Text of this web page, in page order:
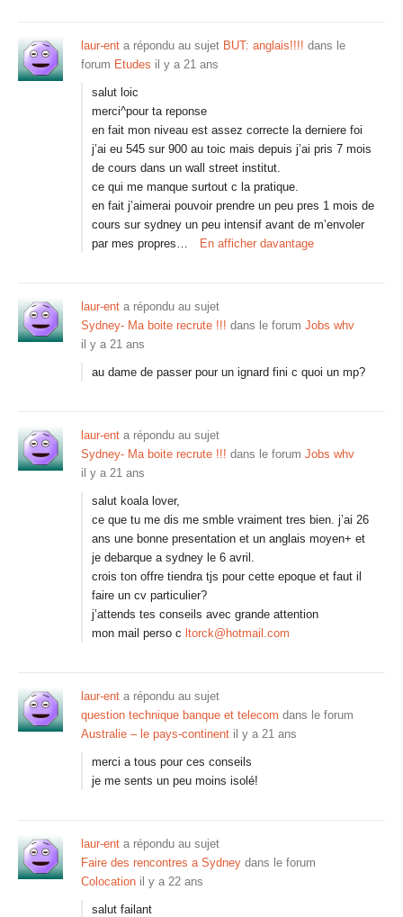
laur-ent a répondu au sujet BUT: anglais!!!! dans le
forum Etudes il y a 21 ans
salut loic
merci^pour ta reponse
en fait mon niveau est assez correcte la derniere foi
j’ai eu 545 sur 900 au toic mais depuis j’ai pris 7 mois
de cours dans un wall street institut.
ce qui me manque surtout c la pratique.
en fait j’aimerai pouvoir prendre un peu pres 1 mois de
cours sur sydney un peu intensif avant de m’envoler
par mes propres…
En afficher davantage
laur-ent a répondu au sujet
Sydney- Ma boite recrute !!! dans le forum Jobs whv
il y a 21 ans
au dame de passer pour un ignard fini c quoi un mp?
laur-ent a répondu au sujet
Sydney- Ma boite recrute !!! dans le forum Jobs whv
il y a 21 ans
salut koala lover,
ce que tu me dis me smble vraiment tres bien. j’ai 26
ans une bonne presentation et un anglais moyen+ et
je debarque a sydney le 6 avril.
crois ton offre tiendra tjs pour cette epoque et faut il
faire un cv particulier?
j’attends tes conseils avec grande attention
mon mail perso c ltorck@hotmail.com
laur-ent a répondu au sujet
question technique banque et telecom dans le forum
Australie – le pays-continent il y a 21 ans
merci a tous pour ces conseils
je me sents un peu moins isolé!
laur-ent a répondu au sujet
Faire des rencontres a Sydney dans le forum
Colocation il y a 22 ans
salut failant